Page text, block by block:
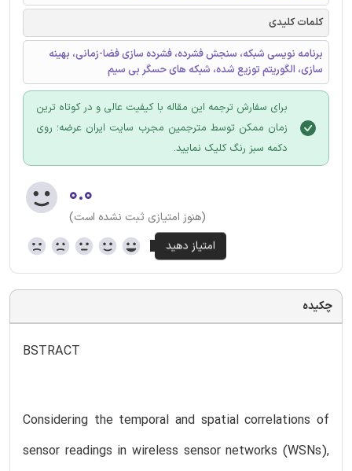
کلمات کلیدی
برنامه نویسی شبکه، سنجش فشرده، فشرده سازی فضا-زمانی، بهينه
سازی، الگوریتم توزیع شده، شبکه های حسگر بی سیم
برای سفارش ترجمه این مقاله با کیفیت عالی و در کوتاه ترین
زمان ممکن توسط مترجمین مجرب سایت ایران عرضه؛ روی
دکمه سبز رنگ کلیک نمایید.
۰.۰
(هنوز امتیازی ثبت نشده است)
چکیده
BSTRACT
Considering the temporal and spatial correlations of
sensor readings in wireless sensor networks (WSNs),